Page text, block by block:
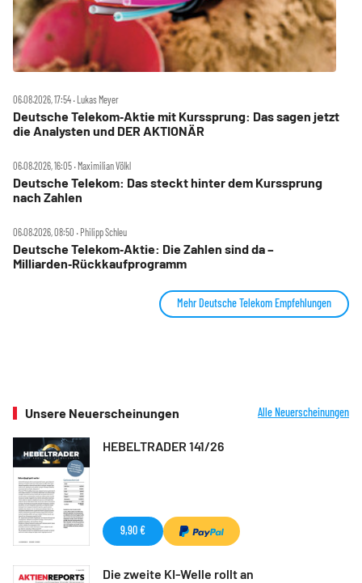
06.08.2026, 17:54 ‧ Lukas Meyer
Deutsche Telekom‑Aktie mit Kurssprung: Das sagen jetzt
die Analysten und DER AKTIONÄR
06.08.2026, 16:05 ‧ Maximilian Völkl
Deutsche Telekom: Das steckt hinter dem Kurssprung
nach Zahlen
06.08.2026, 08:50 ‧ Philipp Schleu
Deutsche Telekom‑Aktie: Die Zahlen sind da –
Milliarden‑Rückkaufprogramm
Mehr Deutsche Telekom Empfehlungen
Unsere Neuerscheinungen Alle Neuerscheinungen
HEBELTRADER 141/26
9,90 €
Die zweite KI-Welle rollt an